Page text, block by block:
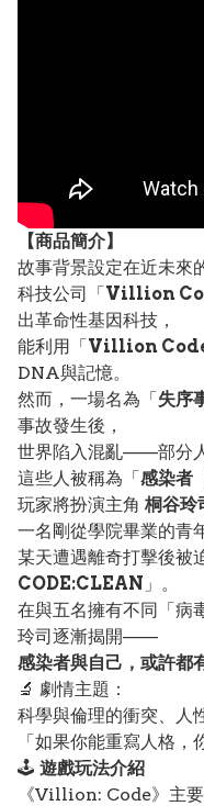
【商品簡介】
故事背景設定在近未來
科技公司「Villion
出革命性基因科技，
能利用「Villion Code
DNA與記憶。
然而，一場名為「失序
事故發生後，
世界陷入混亂——部分
這些人被稱為「感染者
玩家將扮演主角 桐谷
一名剛從學院畢業的青
某天遭遇離奇打擊後被
CODE:CLEAN 」。
在與五名擁有不同「病
玲司逐漸揭開——
感染者與自己，或許都
🔬 劇情主題：
科學與倫理的衝突、人
「如果你能重寫人格，
🕹️ 遊戲玩法介紹
《Villion: Code》主